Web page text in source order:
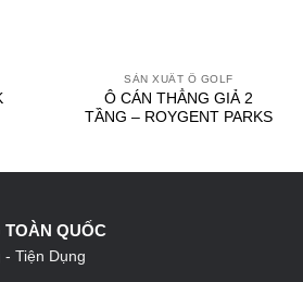
SẢN XUẤT Ô GOLF
Ô CÁN THẲNG GIẢ 2
TẦNG – ROYGENT PARKS
QUỐC
- Tiện Dụng